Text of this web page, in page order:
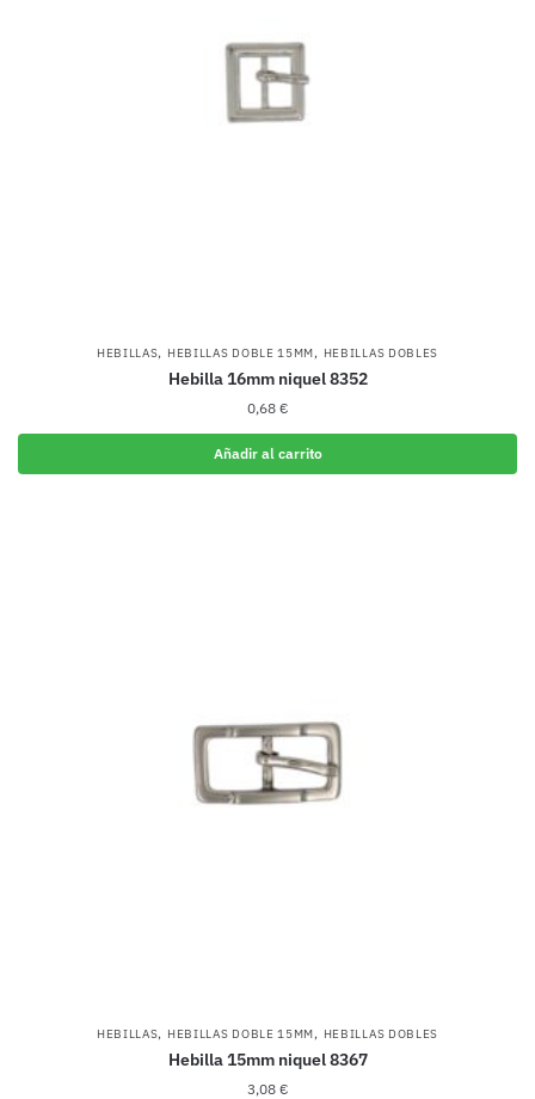
HEBILLAS, HEBILLAS DOBLE 15MM, HEBILLAS DOBLES
Hebilla 16mm niquel 8352
0,68 €
Añadir al carrito
HEBILLAS, HEBILLAS DOBLE 15MM, HEBILLAS DOBLES
Hebilla 15mm niquel 8367
3,08 €